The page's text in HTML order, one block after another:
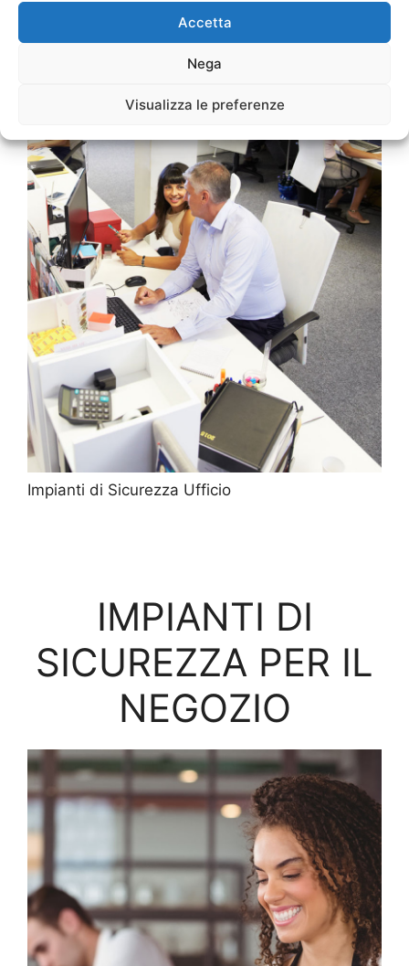
Accetta
Nega
Visualizza le preferenze
Impianti di Sicurezza Ufficio
IMPIANTI DI
SICUREZZA PER IL
NEGOZIO